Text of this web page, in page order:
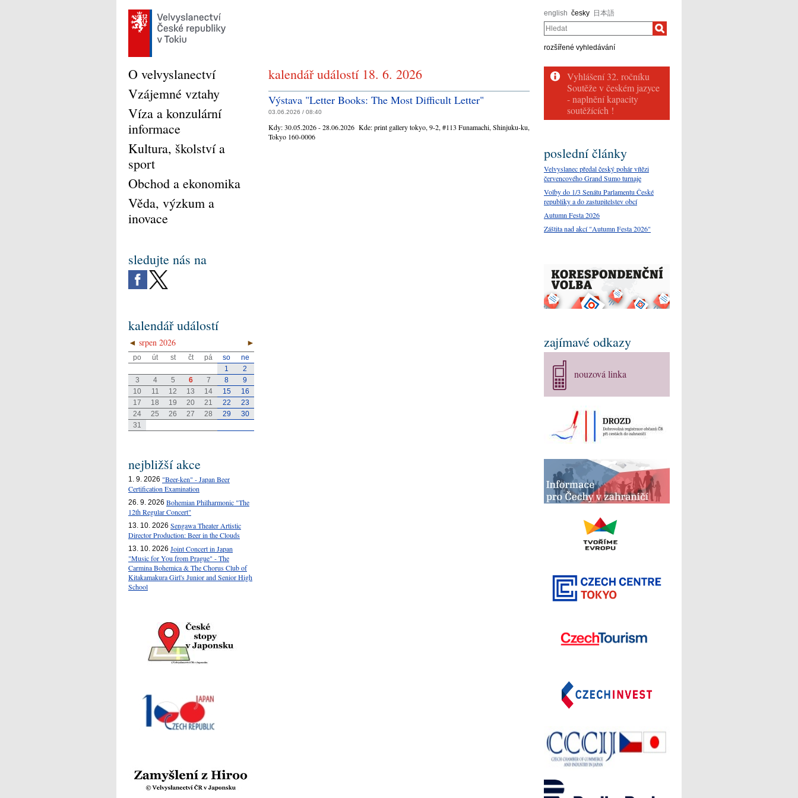
english česky 日本語
Hledat
rozšířené vyhledávání
kalendář událostí 18. 6. 2026
Výstava "Letter Books: The Most Difficult Letter"
03.06.2026 / 08:40
Kdy:30.05.2026 - 28.06.2026 Kde:print gallery tokyo, 9-2, #113 Funamachi, Shinjuku-ku,
Tokyo 160-0006
O velvyslanectví
Vzájemné vztahy
Víza a konzulární
informace
Kultura, školství a
sport
Obchod a ekonomika
Věda, výzkum a
inovace
sledujte nás na
kalendář událostí
◄ ►
srpen 2026
po út st čt pá so
ne
1
2
3
4 5 6 7 8
9
10
11 12 13 14 15
16
17
18 19 20 21 22
23
24
25 26 27 28 29
30
31
nejbližší akce
1. 9. 2026 "Beer-ken" - Japan Beer
Certification Examination
26. 9. 2026 Bohemian Philharmonic "The
12th Regular Concert"
13. 10. 2026 Sengawa Theater Artistic
Director Production: Beer in the Clouds
13. 10. 2026 Joint Concert in Japan
"Music for You from Prague" - The
Carmina Bohemica & The Chorus Club of
Kitakamakura Girl's Junior and Senior High
School
poslední články
Velvyslanec předal český pohár vítězi
červencového Grand Sumo turnaje
Volby do 1/3 Senátu Parlamentu České
republiky a do zastupitelstev obcí
Autumn Festa 2026
Záštita nad akcí "Autumn Festa 2026"
zajímavé odkazy
nouzová linka